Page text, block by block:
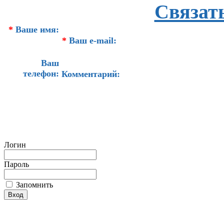
* Ваше имя:
* Ваш e-mail:
Ваш
телефон: Комментарий:
Логин
Пароль
Запомнить